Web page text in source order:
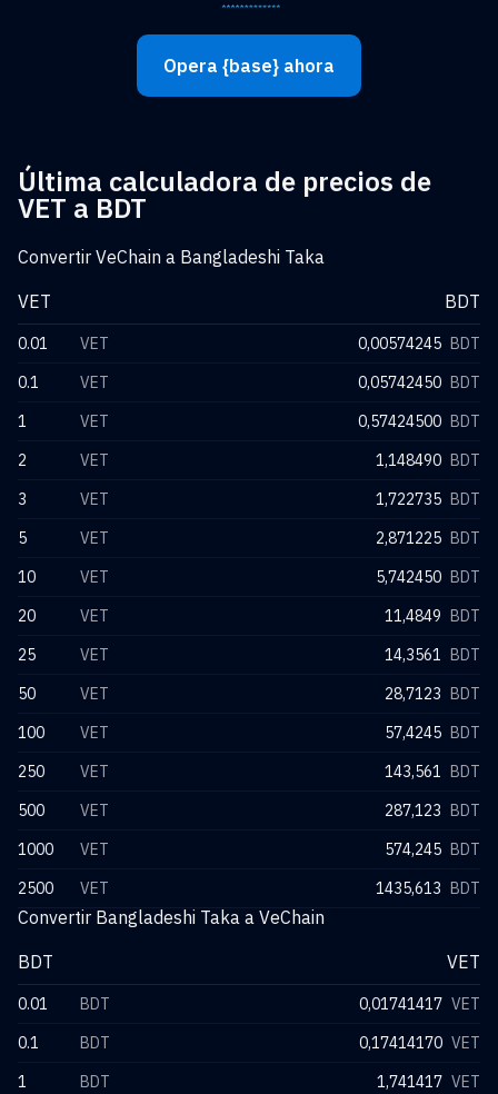
Opera {base} ahora
Última calculadora de precios de
VET a BDT
Convertir VeChain a Bangladeshi Taka
VET
BDT
0.01 VET 0,00574245 BDT
0.1
VET 0,05742450 BDT
1
VET 0,57424500 BDT
2
VET 1,148490 BDT
3
VET 1,722735 BDT
5
VET 2,871225 BDT
10
VET 5,742450 BDT
20
VET 11,4849 BDT
25
VET 14,3561 BDT
50
VET 28,7123 BDT
100
VET 57,4245 BDT
250
VET 143,561 BDT
500
VET 287,123 BDT
1000
VET 574,245 BDT
2500
VET 1435,613 BDT
Convertir Bangladeshi Taka a VeChain
BDT
VET
0.01 BDT 0,01741417 VET
0.1
BDT 0,17414170 VET
1
BDT 1,741417 VET